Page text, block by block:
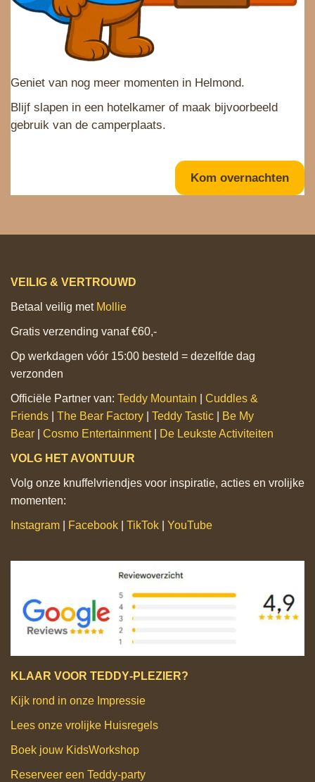
Geniet van nog meer momenten in Helmond.
Blijf slapen in een hotelkamer of maak bijvoorbeeld
gebruik van de camperplaats.
Kom overnachten
VEILIG & VERTROUWD
Betaal veilig met Mollie
Gratis verzending vanaf €60,-
Op werkdagen vóór 15:00 besteld = dezelfde dag
verzonden
Officiële Partner van: Teddy Mountain
Cuddles &
Friends
The Bear Factory Teddy Tastic
Be My
Bear
Cosmo Entertainment| De Leukste Activiteiten
VOLG HET AVONTUUR
Volg onze knuffelvriendjes voor inspiratie, acties en vrolijke
momenten:
Instagram Facebook TikTok YouTube
KLAAR VOOR TEDDY‑PLEZIER?
Kijk rond in onze Impressie
Lees onze vrolijke Huisregels
Boek jouw KidsWorkshop
Reserveer een Teddy‑party